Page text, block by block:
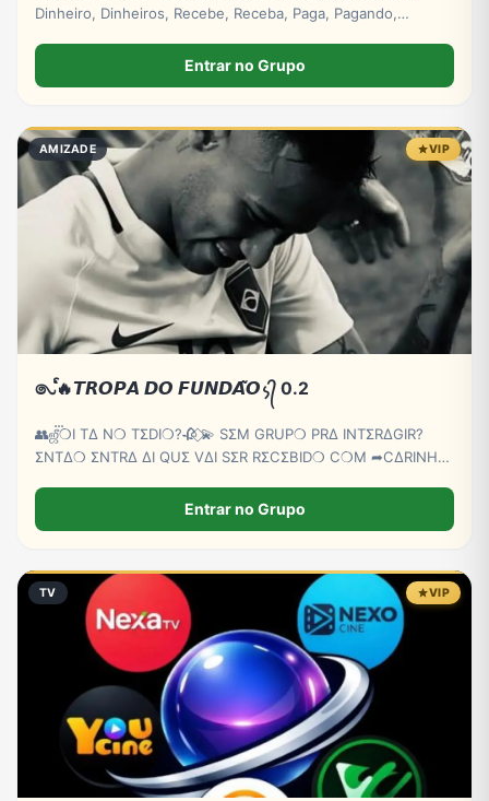
Dinheiro, Dinheiros, Recebe, Receba, Paga, Pagando,
#grupos #grupo #whatsappEntrar no Grupo
AMIZADE VIP
𑇢ᩘ🔥𝙏𝙍𝙊𝙋𝘼 𝘿𝙊 𝙁𝙐𝙉𝘿𝘼̃𝙊᭨᭄ 0.2
👥ஜீ‌‌‌‌፝❍I TΔ N❍ TΣDI❍?🥀 ⃟💫 SΣM GRUP❍ PRΔ INTΣRΔGIR?
ΣNTΔ❍ ΣNTRΔ ΔI QUΣ VΔI SΣR RΣCΣBID❍ C❍M ➦C∆RINH❍
Entrar no Grupo
TV VIP